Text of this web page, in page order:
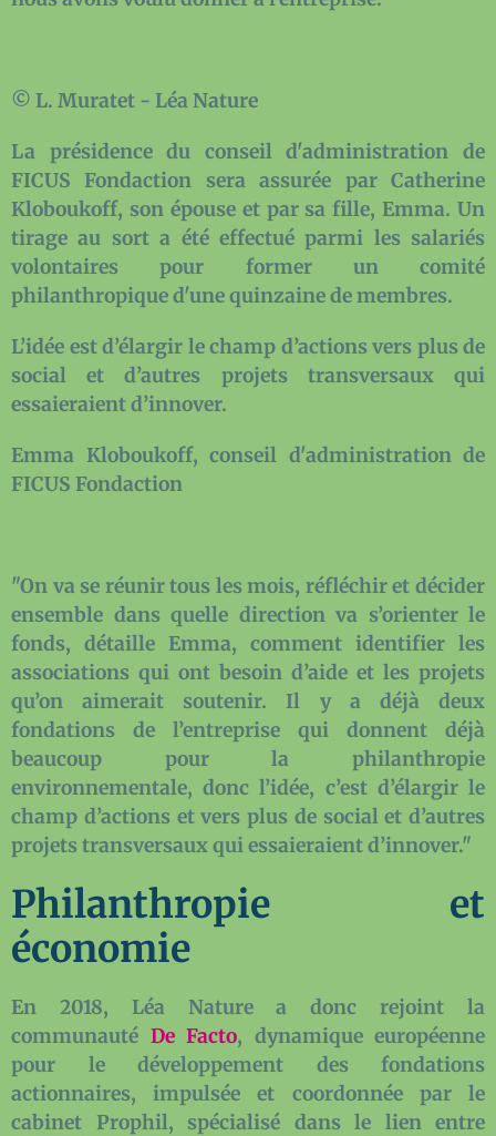
© L. Muratet - Léa Nature
La présidence du conseil d'administration de
FICUS Fondaction sera assurée par Catherine
Kloboukoff, son épouse et par sa fille, Emma. Un
tirage au sort a été effectué parmi les salariés
volontaires pour former un comité
philanthropique d'une quinzaine de membres.
L’idée est d’élargir le champ d’actions vers plus de
social et d’autres projets transversaux qui
essaieraient d’innover.
Emma Kloboukoff, conseil d'administration de
FICUS Fondaction
"On va se réunir tous les mois, réfléchir et décider
ensemble dans quelle direction va s’orienter le
fonds, détaille Emma, comment identifier les
associations qui ont besoin d’aide et les projets
qu’on aimerait soutenir. Il y a déjà deux
fondations de l’entreprise qui donnent déjà
beaucoup pour la philanthropie
environnementale, donc l’idée, c’est d’élargir le
champ d’actions et vers plus de social et d’autres
projets transversaux qui essaieraient d’innover."
Philanthropie et
économie
En 2018, Léa Nature a donc rejoint la
communauté De Facto, dynamique européenne
pour le développement des fondations
actionnaires, impulsée et coordonnée par le
cabinet Prophil, spécialisé dans le lien entre